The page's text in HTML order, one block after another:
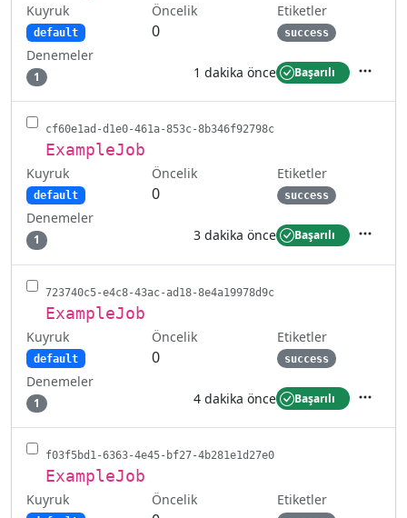
Kuyruk
default
Öncelik
0
Etiketler
success
Denemeler
1 1 dakika önce Başarılı
cf60e1ad-d1e0-461a-853c-8b346f92798c
ExampleJob
Kuyruk
default
Öncelik
0
Etiketler
success
Denemeler
1 3 dakika önce Başarılı
723740c5-e4c8-43ac-ad18-8e4a19978d9c
ExampleJob
Kuyruk
default
Öncelik
0
Etiketler
success
Denemeler
1 4 dakika önce Başarılı
f03f5bd1-6363-4e45-bf27-4b281e1d27e0
ExampleJob
Kuyruk Öncelik Etiketler